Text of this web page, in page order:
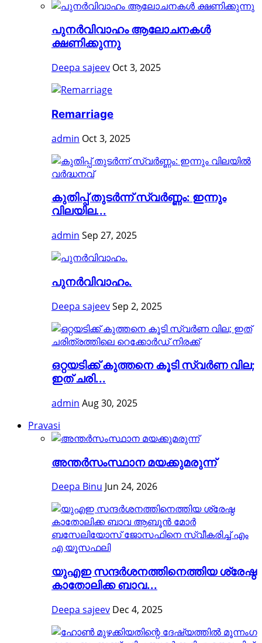
പുനർവിവാഹം ആലോചനകൾ
ക്ഷണിക്കുന്നു
Deepa sajeev Oct 3, 2025
Remarriage
admin Oct 3, 2025
കുതിപ്പ് തുടര്‍ന്ന് സ്വര്‍ണ്ണം: ഇന്നും
വിലയില...
admin Sep 27, 2025
പുനർവിവാഹം.
Deepa sajeevSep 2, 2025
ഒറ്റയടിക്ക് കുത്തനെ കൂടി സ്വര്‍ണ വില;
ഇത് ചരി...
admin Aug 30, 2025
Pravasi
അന്തര്‍സംസ്ഥാന മയക്കുമരുന്ന്
Deepa Binu Jun 24, 2026
യുഎഇ സന്ദർശനത്തിനെത്തിയ ശ്രേഷ്ഠ
കാതോലിക്ക ബാവ...
Deepa sajeev Dec 4, 2025